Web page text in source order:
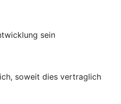
sein
soweit dies vertraglich